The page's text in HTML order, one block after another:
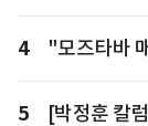
4 "모즈타바
5
[박정훈 칼